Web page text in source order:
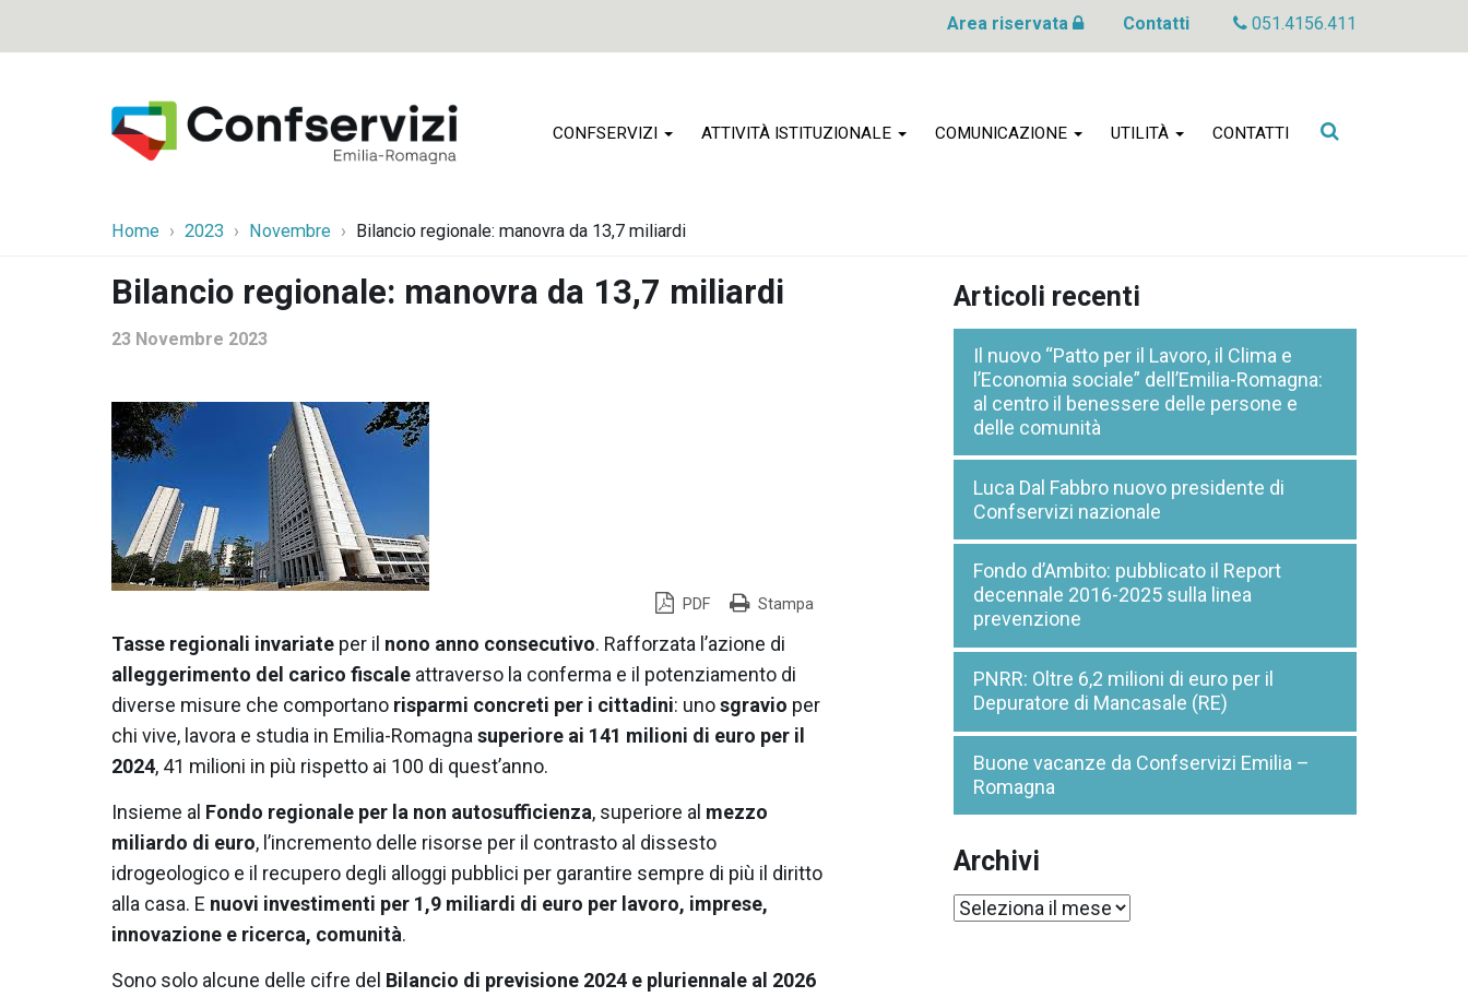
Area riservata Contatti 051.4156.411
CONFSERVIZI ATTIVITÀ ISTITUZIONALE COMUNICAZIONE UTILITÀ CONTATTI
Cerca
Home 2023 Novembre Bilancio regionale: manovra da 13,7 miliardi
Bilancio regionale: manovra da 13,7 miliardi
23 Novembre 2023
PDF Stampa
Tasse regionali invariate per il nono anno consecutivo. Rafforzata l’azione di
alleggerimento del carico fiscale attraverso la conferma e il potenziamento di
diverse misure che comportano risparmi concreti per i cittadini: unosgravio per
chi vive, lavora e studia in Emilia-Romagna superiore ai 141 milioni di euro per il
2024, 41 milioni in più rispetto ai 100 di quest’anno.
Insieme al Fondo regionale per la non autosufficienza, superiore al mezzo
miliardo di euro, l’incremento delle risorse per il contrasto al dissesto
idrogeologico e il recupero degli alloggi pubblici per garantire sempre di più il diritto
alla casa. E nuovi investimenti per 1,9 miliardi di euro per lavoro, imprese,
innovazione e ricerca, comunità.
Sono solo alcune delle cifre del Bilancio di previsione 2024 e pluriennale al 2026
Articoli recenti
Il nuovo “Patto per il Lavoro, il Clima e
l’Economia sociale” dell’Emilia-Romagna:
al centro il benessere delle persone e
delle comunità
Luca Dal Fabbro nuovo presidente di
Confservizi nazionale
Fondo d’Ambito: pubblicato il Report
decennale 2016-2025 sulla linea
prevenzione
PNRR: Oltre 6,2 milioni di euro per il
Depuratore di Mancasale (RE)
Buone vacanze da Confservizi Emilia –
Romagna
Archivi
Archivi